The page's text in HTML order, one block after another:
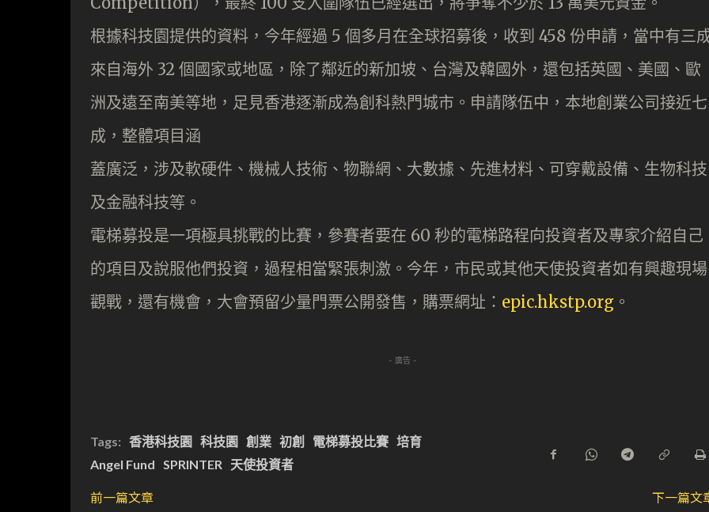
根據科技園提供的資料，今年經過 5 個多月在全球招募後，收到 458 份申請，當中有三
來自海外 32 個國家或地區，除了鄰近的新加坡、台灣及韓國外，還包括英國、美國、歐
洲及遠至南美等地，足見香港逐漸成為創科熱門城市。申請隊伍中，本地創業公司接近七
成，整體項目涵
蓋廣泛，涉及軟硬件、機械人技術、物聯網、大數據、先進材料、可穿戴設備、生物科技
及金融科技等。
電梯募投是一項極具挑戰的比賽，參賽者要在 60 秒的電梯路程向投資者及專家介紹自己
的項目及說服他們投資，過程相當緊張刺激。今年，市民或其他天使投資者如有興趣現場
觀戰，還有機會，大會預留少量門票公開發售，購票網址： epic.hkstp.org 。
- 廣告 -
Tags: 香港科技園 科技園 創業 初創 電梯募投比賽 培育
Angel Fund SPRINTER 天使投資者
前一篇文章
下一篇文